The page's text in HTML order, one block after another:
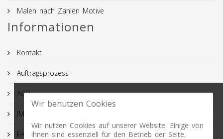
Malen nach Zahlen Motive
Informationen
Kontakt
Auftragsprozess
AGB
IMPRESSUM
FAQ
Wir benutzen Cookies
Wir nutzen Cookies auf unserer Website. Einige von
ihnen sind essenziell für den Betrieb der Seite,